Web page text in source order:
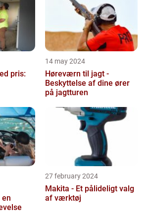
pris:
14 may 2024
Høreværn til jagt -
Beskyttelse af dine ører
på jagtturen
27 february 2024
Makita - Et pålideligt valg
af værktøj